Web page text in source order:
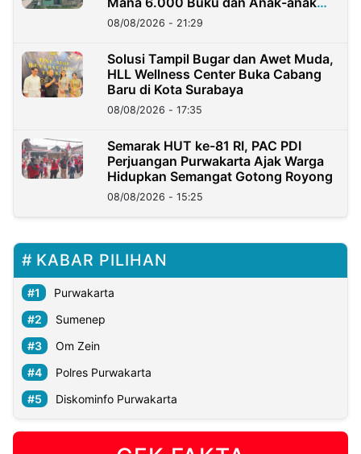
Kini?
08/08/2026 - 21:29
Solusi Tampil Bugar dan Awet Muda,
HLL Wellness Center Buka Cabang
Baru di Kota Surabaya
08/08/2026 - 17:35
Semarak HUT ke-81 RI, PAC PDI
Perjuangan Purwakarta Ajak Warga
Hidupkan Semangat Gotong Royong
08/08/2026 - 15:25
KABAR PILIHAN
Purwakarta
Sumenep
Om Zein
Polres Purwakarta
Diskominfo Purwakarta